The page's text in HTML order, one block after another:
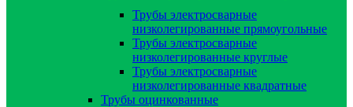
Трубы электросварные
низколегированные прямоугольные
Трубы электросварные
низколегированные круглые
Трубы электросварные
низколегированные квадратные
Трубы оцинкованные